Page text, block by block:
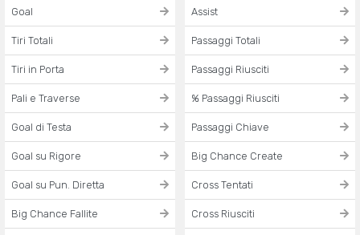
Goal
Tiri Totali
Tiri in Porta
Pali e Traverse
Goal di Testa
Goal su Rigore
Goal su Pun. Diretta
Big Chance Fallite
Assist
Passaggi Totali
Passaggi Riusciti
% Passaggi Riusciti
Passaggi Chiave
Big Chance Create
Cross Tentati
Cross Riusciti